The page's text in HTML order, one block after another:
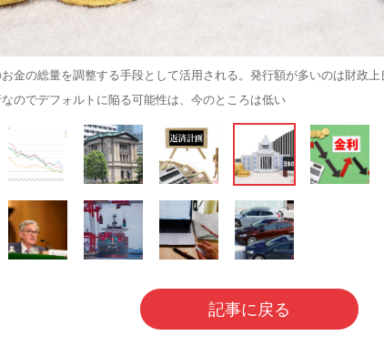
金の総量を調整する手段として活用される。発行額が多いのは財政
のでデフォルトに陥る可能性は、今のところは低い
記事に戻る